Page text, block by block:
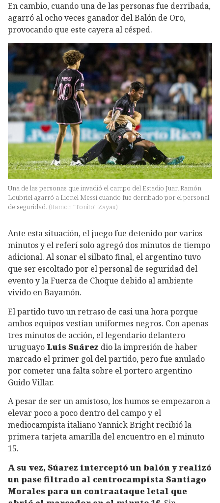
En cambio, cuando una de las personas fue derribada,
agarró al ocho veces ganador del Balón de Oro,
provocando que este cayera al césped.
Una de las personas que invadió el campo del Estadio Juan Ramón
Loubriel agarró a Lionel Messi cuando fue derribado por el personal
de seguridad. (Ramon "Tonito" Zayas)
Ante esta situación, el juego fue detenido por varios
minutos y el referí solo agregó dos minutos de tiempo
adicional. Al sonar el silbato final, el argentino tuvo
que ser escoltado por el personal de seguridad del
evento y la Fuerza de Choque debido al ambiente
vivido en Bayamón.
El partido tuvo un retraso de casi una hora porque
ambos equipos vestían uniformes negros. Con apenas
tres minutos de acción, el legendario delantero
uruguayo Luis Suárez dio la impresión de haber
marcado el primer gol del partido, pero fue anulado
por cometer una falta sobre el portero argentino
Guido Villar.
A pesar de ser un amistoso, los humos se empezaron a
elevar poco a poco dentro del campo y el
mediocampista italiano Yannick Bright recibió la
primera tarjeta amarilla del encuentro en el minuto
15.
A su vez, Súarez interceptó un balón y realizó
un pase filtrado al centrocampista Santiago
Morales para un contraataque letal que